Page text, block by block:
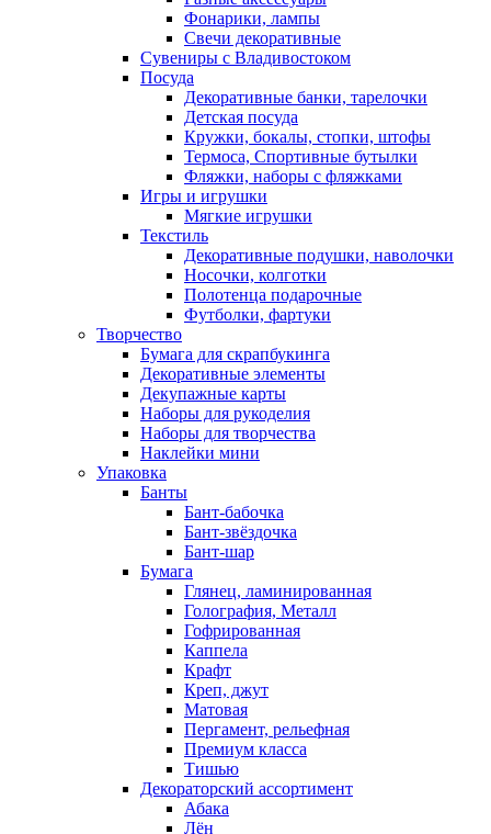
Фонарики, лампы
Свечи декоративные
Сувениры с Владивостоком
Посуда
Декоративные банки, тарелочки
Детская посуда
Кружки, бокалы, стопки, штофы
Термоса, Спортивные бутылки
Фляжки, наборы с фляжками
Игры и игрушки
Мягкие игрушки
Текстиль
Декоративные подушки, наволочки
Носочки, колготки
Полотенца подарочные
Футболки, фартуки
Творчество
Бумага для скрапбукинга
Декоративные элементы
Декупажные карты
Наборы для рукоделия
Наборы для творчества
Наклейки мини
Упаковка
Банты
Бант-бабочка
Бант-звёздочка
Бант-шар
Бумага
Глянец, ламинированная
Голография, Металл
Гофрированная
Каппела
Крафт
Креп, джут
Матовая
Пергамент, рельефная
Премиум класса
Тишью
Декораторский ассортимент
Абака
Лён